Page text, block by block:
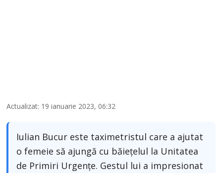
Actualizat: 19 ianuarie 2023, 06:32
Iulian Bucur este taximetristul care a ajutat
o femeie să ajungă cu băiețelul la Unitatea
de Primiri Urgențe. Gestul lui a impresionat